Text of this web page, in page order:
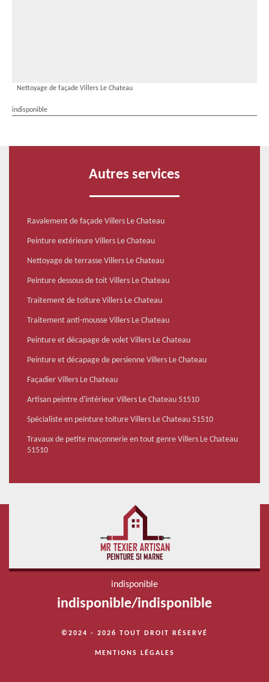
Nettoyage de façade Villers Le Chateau
indisponible
Autres services
Ravalement de façade Villers Le Chateau
Peinture extérieure Villers Le Chateau
Nettoyage de terrasse Villers Le Chateau
Peinture dessous de toit Villers Le Chateau
Traitement de toiture Villers Le Chateau
Traitement anti-mousse Villers Le Chateau
Peinture et décapage de volet Villers Le Chateau
Peinture et décapage de persienne Villers Le Chateau
Façadier Villers Le Chateau
Artisan peintre d'intérieur Villers Le Chateau 51510
Spécialiste en peinture toiture Villers Le Chateau 51510
Travaux de petite maçonnerie en tout genre Villers Le Chateau
51510
indisponible
indisponible/indisponible
©2024 - 2026 TOUT DROIT RÉSERVÉ
MENTIONS LÉGALES